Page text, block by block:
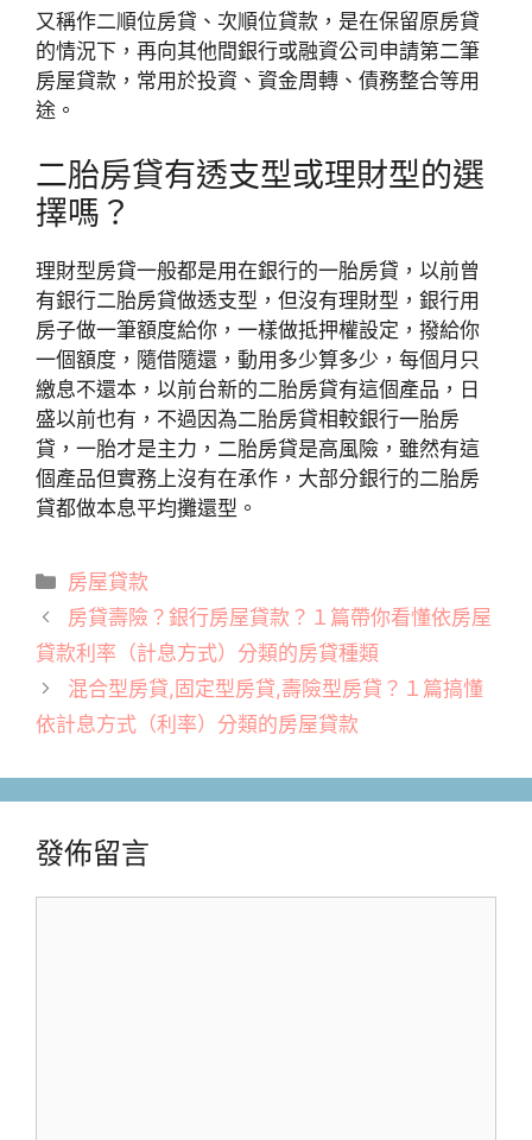
又稱作二順位房貸、次順位貸款，是在保留原房貸
的情況下，再向其他間銀行或融資公司申請第二筆
房屋貸款，常用於投資、資金周轉、債務整合等用
途。
二胎房貸有透支型或理財型的選
擇嗎？
理財型房貸一般都是用在銀行的一胎房貸，以前曾
有銀行二胎房貸做透支型，但沒有理財型，銀行用
房子做一筆額度給你，一樣做抵押權設定，撥給你
一個額度，隨借隨還，動用多少算多少，每個月只
繳息不還本，以前台新的二胎房貸有這個產品，日
盛以前也有，不過因為二胎房貸相較銀行一胎房
貸，一胎才是主力，二胎房貸是高風險，雖然有這
個產品但實務上沒有在承作，大部分銀行的二胎房
貸都做本息平均攤還型。
分
類
房屋貸款
房貸壽險？銀行房屋貸款？１篇帶你看懂依房屋
貸款利率（計息方式）分類的房貸種類
混合型房貸,固定型房貸,壽險型房貸？１篇搞懂
依計息方式（利率）分類的房屋貸款
發佈留言